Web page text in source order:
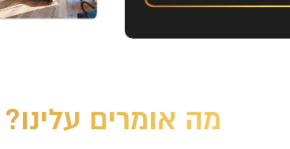
מה אומרים עלינו?